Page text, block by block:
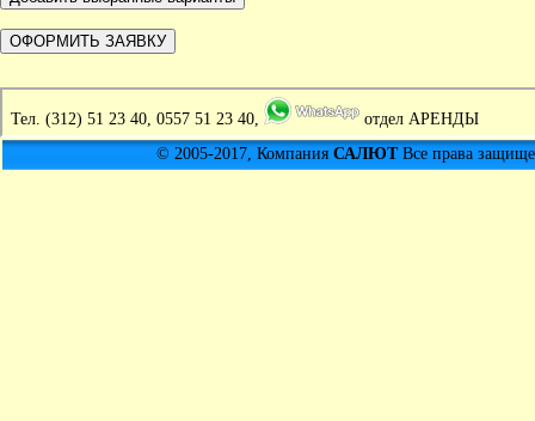
Тел. (312) 51 23 40, 0557 51 23 40,
отдел АРЕНДЫ
© 2005-2017, Компания САЛЮТВсе права